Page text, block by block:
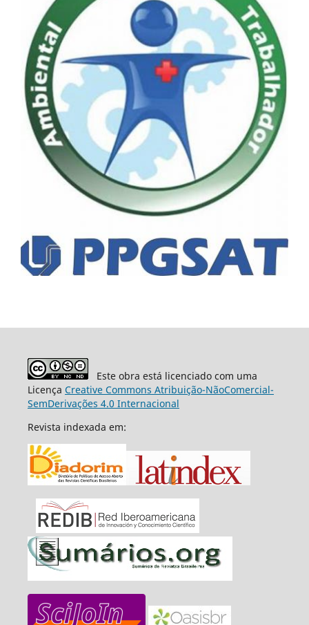
Este obra está licenciado com uma
Licença Creative Commons Atribuição-NãoComercial-
SemDerivações 4.0 Internacional
Revista indexada em: